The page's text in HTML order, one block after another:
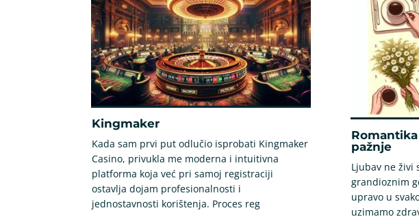
Kingmaker
Kada sam prvi put odlučio isprobati Kingmaker
Casino, privukla me moderna i intuitivna
platforma koja već pri samoj registraciji
ostavlja dojam profesionalnosti i
jednostavnosti korištenja. Proces reg
pažnje
Ljubav ne živi
grandioznim
upravo u
uzimamo